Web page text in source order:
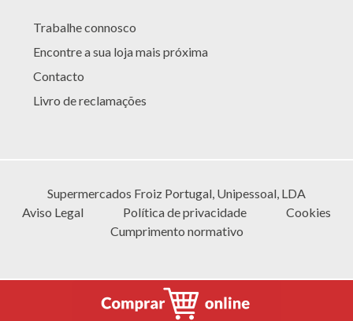
Trabalhe connosco
Encontre a sua loja mais próxima
Contacto
Livro de reclamações
Supermercados Froiz Portugal, Unipessoal, LDA
Aviso Legal
Política de privacidade
Cookies
Cumprimento normativo